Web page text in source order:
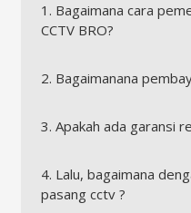
1. Bagaimana cara
CCTV BRO?
2. Bagaimanana
3. Apakah ada garansi
4. Lalu, bagaimana
pasang cctv ?